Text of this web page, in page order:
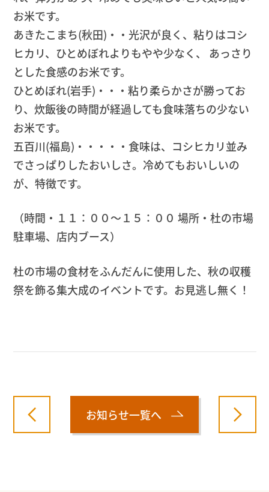
お米です。
あきたこまち(秋田)・・光沢が良く、粘りはコシ
ヒカリ、ひとめぼれよりもやや少なく、 あっさり
とした食感のお米です。
ひとめぼれ(岩手)・・・粘り柔らかさが勝ってお
り、炊飯後の時間が経過しても食味落ちの少ない
お米です。
五百川(福島)・・・・・食味は、コシヒカリ並み
でさっぱりしたおいしさ。冷めてもおいしいの
が、特徴です。
（時間・１１：００～１５：００ 場所・杜の市場
駐車場、店内ブース）
杜の市場の食材をふんだんに使用した、秋の収穫
祭を飾る集大成のイベントです。お見逃し無く！
お知らせ一覧へ